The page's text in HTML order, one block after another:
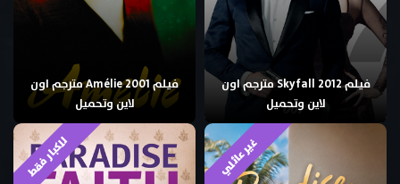
فيلم Skyfall 2012 مترجم اون
لاين وتحميل
فيلم Amélie 2001 مترجم اون
لاين وتحميل
غير عائلي للكبار فقط